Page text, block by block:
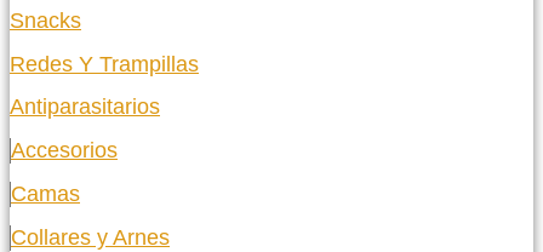
Snacks
Redes Y Trampillas
Antiparasitarios
Accesorios
Camas
Collares y Arnes